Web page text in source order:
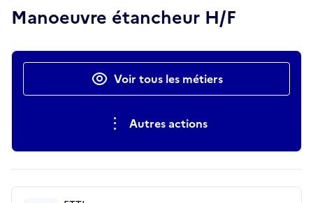
Manoeuvre étancheur H/F
Actions rapidesVoir tous les métiers
Autres actions